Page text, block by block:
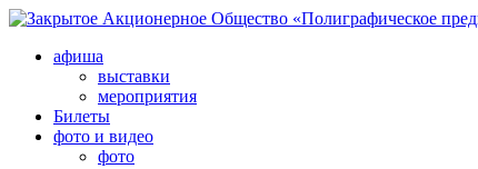
афиша
выставки
мероприятия
Билеты
фото и видео
фото